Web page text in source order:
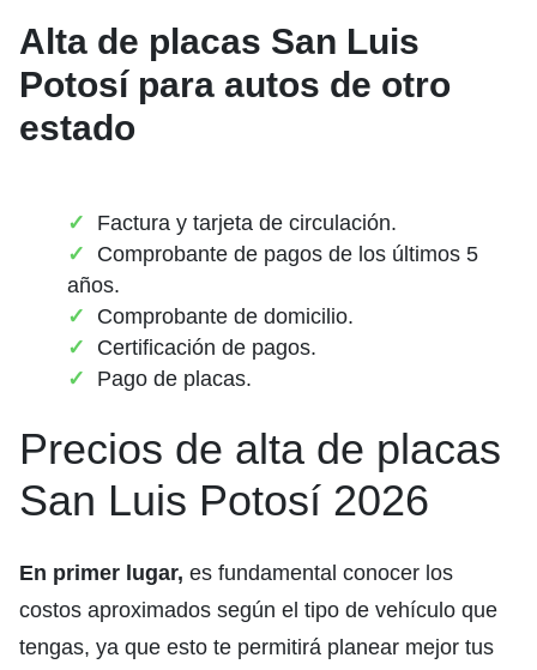
Alta de placas San Luis
Potosí para autos de otro
estado
Factura y tarjeta de circulación.
Comprobante de pagos de los últimos 5
años.
Comprobante de domicilio.
Certificación de pagos.
Pago de placas.
Precios de alta de placas
San Luis Potosí 2026
En primer lugar, es fundamental conocer los
costos aproximados según el tipo de vehículo que
tengas, ya que esto te permitirá planear mejor tus